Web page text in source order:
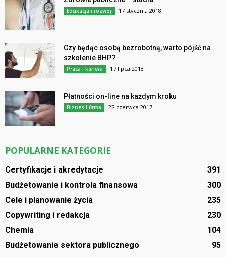
Edukacja i rozwój 17 stycznia 2018
Czy będąc osobą bezrobotną, warto pójść na
szkolenie BHP?
Praca i kariera 17 lipca 2018
Płatności on-line na każdym kroku
Biznes i firma 22 czerwca 2017
POPULARNE KATEGORIE
Certyfikacje i akredytacje
391
Budżetowanie i kontrola finansowa
300
Cele i planowanie życia
235
Copywriting i redakcja
230
Chemia
104
Budżetowanie sektora publicznego
95